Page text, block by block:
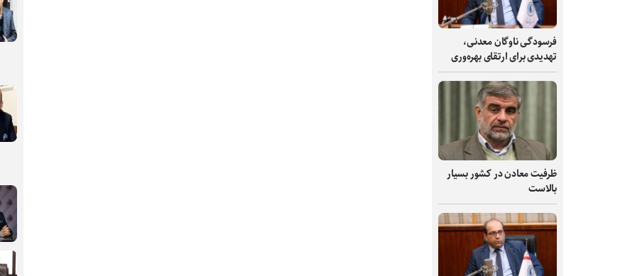
فرسودگی ناوگان معدنی،
تهدیدی برای ارتقای بهره‌وری
ظرفیت‌ معادن در کشور بسیار
بالاست